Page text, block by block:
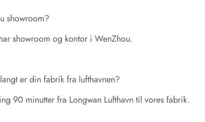
showroom?
showroom og kontor i WenZhou.
er din fabrik fra lufthavnen?
90 minutter fra Longwan Lufthavn til vores fabrik.